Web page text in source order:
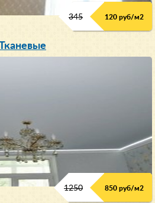
345 120 руб/м2
1250 850 руб/м2